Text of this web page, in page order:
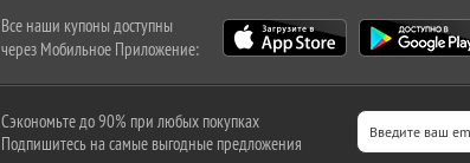
Все наши купоны доступны
через Мобильное Приложение:
Сэкономьте до 90% при любых покупках
Подпишитесь на самые выгодные предложения